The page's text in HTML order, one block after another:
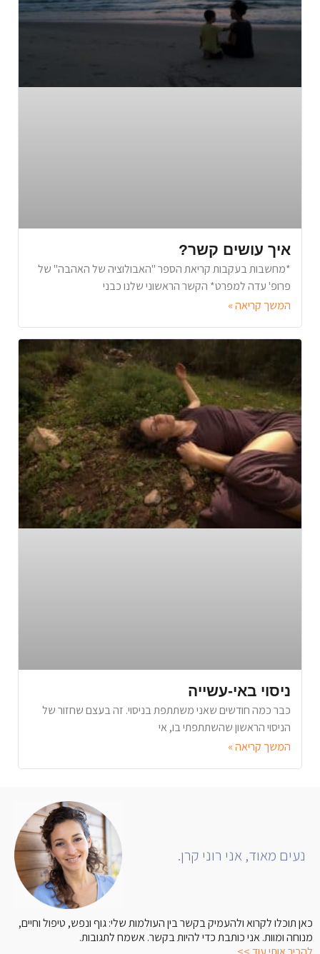
איך עושים קשר?
*מחשבות בעקבות קריאת הספר "האבולוציה של האהבה" של
פרופ' עדה למפרט* הקשר הראשוני שלנו כבני
המשך קריאה »
ניסוי באי-עשייה
כבר כמה חודשים שאני משתתפת בניסוי. זה בעצם שחזור של
הניסוי הראשון שהשתתפתי בו, אי
המשך קריאה »
נעים מאוד, אני רוני קרן.
כאן תוכלו לקרוא ולהעמיק בקשר בין העולמות שלי: גוף ונפש, טיפול וחיים,
מנוחה ומוות. אני כותבת כדי להיות בקשר. אשמח לתגובות.